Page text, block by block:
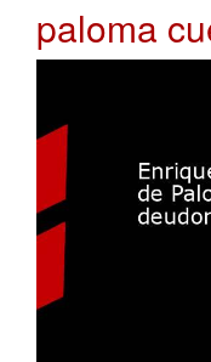
paloma